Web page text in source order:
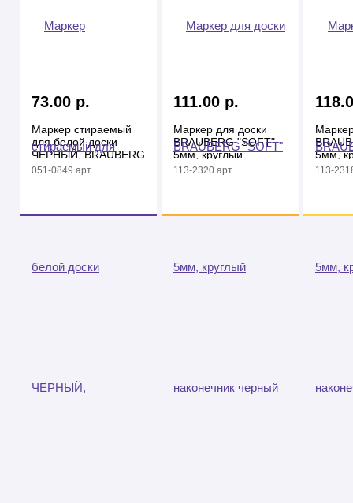
73.00 р.
Маркер стираемый
для белой доски
ЧЕРНЫЙ, BRAUBERG
"CLASSIC", 3 мм, с
051-0849 арт.
111.00 р.
Маркер для доски
BRAUBERG "SOFT"
5мм, круглый
наконечник черный
113-2320 арт.
5мм,
113-